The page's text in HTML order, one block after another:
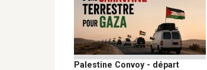
Palestine Convoy - départ